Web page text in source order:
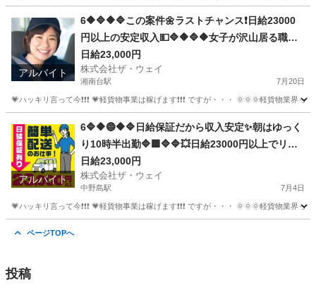
南町田グランベリーパーク駅 配送 ギグワーク
アルバイト
6🔶🔷🔶🔷この案件🌼ラストチャンス❗️日給23000
円以上の安定収入💵🔷🔶🔷🔶女子が沢山居る職場
～🎵お気軽に御応募ください😄
日給23,000円
株式会社ザ・ウェイ
湘南台駅 7月20日
💗ハッキリ言って今❗️❗️❗️ 💗軽貨物事業は稼げます❗️❗️❗️ ですが・・・ 🌞🌞🌞軽貨物業
湘南台駅 ドライバー ネットスーパー
アルバイト
6🔷🔶🔵🔶🔷日給保証だから収入安定✨朝はゆっく
り10時半出勤🔷🟩🔷🔷💥日給23000円以上でリッ
チ💗生活を豊かに
日給23,000円
株式会社ザ・ウェイ
中野島駅 7月4日
💗ハッキリ言って今❗️❗️❗️ 💗軽貨物事業は稼げます❗️❗️❗️ ですが・・・ 🌞🌞🌞軽貨物業
ページTOPへ
投稿